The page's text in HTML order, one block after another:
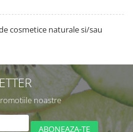
cosmetice naturale si/sau
noastre